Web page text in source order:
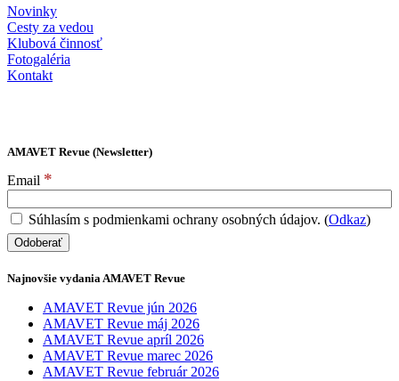
Novinky
Cesty za vedou
Klubová činnosť
Fotogaléria
Kontakt
AMAVET Revue (Newsletter)
Email *
Súhlasím s podmienkami ochrany osobných údajov. (Odkaz)
Najnovšie vydania AMAVET Revue
AMAVET Revue jún 2026
AMAVET Revue máj 2026
AMAVET Revue apríl 2026
AMAVET Revue marec 2026
AMAVET Revue február 2026